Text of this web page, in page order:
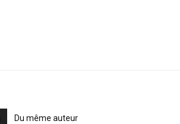
Du même auteur